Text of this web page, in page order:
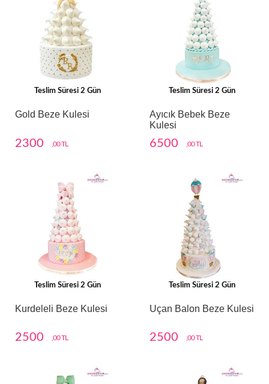
Teslim Süresi 2 Gün
Gold Beze Kulesi
2300 ,00 TL
Teslim Süresi 2 Gün
Ayıcık Bebek Beze
Kulesi
6500 ,00 TL
Teslim Süresi 2 Gün
Kurdeleli Beze Kulesi
2500 ,00 TL
Teslim Süresi 2 Gün
Uçan Balon Beze Kulesi
2500 ,00 TL